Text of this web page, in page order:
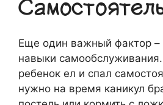
Еще один важный фактор –
навыки
ребенок ел и спал
нужно на время каникул